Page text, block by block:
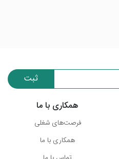
ثبت
همکاری با ما
فرصت‌های شغلی
همکاری با ما